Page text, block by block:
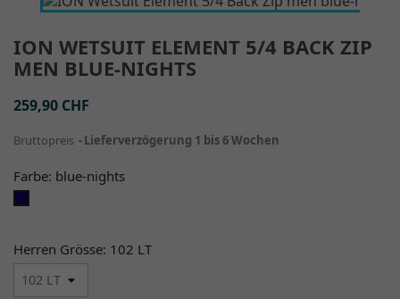
ION WETSUIT ELEMENT 5/4 BACK ZIP
MEN BLUE-NIGHTS
259,90 CHF
Bruttopreis Lieferverzögerung 1 bis 6 Wochen
Farbe: blue-nights
Herren Grösse: 102 LT